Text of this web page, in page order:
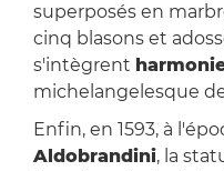
superposés en
cinq blasons et
s'intègrent
michelangelesque
Enfin, en 1593, à
Aldobrandini, la